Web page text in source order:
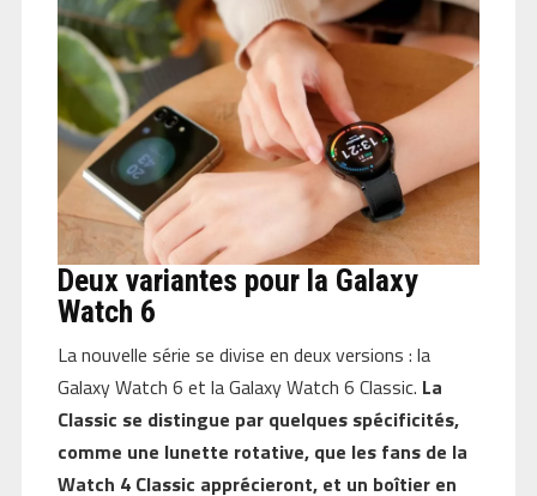
Deux variantes pour la Galaxy
Watch 6
La nouvelle série se divise en deux versions : la
Galaxy Watch 6 et la Galaxy Watch 6 Classic. La
Classic se distingue par quelques spécificités,
comme une lunette rotative, que les fans de la
Watch 4 Classic apprécieront, et un boîtier en